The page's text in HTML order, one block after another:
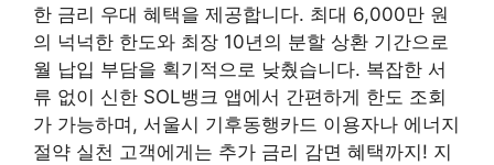
한 금리 우대 혜택을 제공합니다. 최대 6,000만 원
의 넉넉한 한도와 최장 10년의 분할 상환 기간으로
월 납입 부담을 획기적으로 낮췄습니다. 복잡한 서
류 없이 신한 SOL뱅크 앱에서 간편하게 한도 조회
가 가능하며, 서울시 기후동행카드 이용자나 에너지
절약 실천 고객에게는 추가 금리 감면 혜택까지! 지